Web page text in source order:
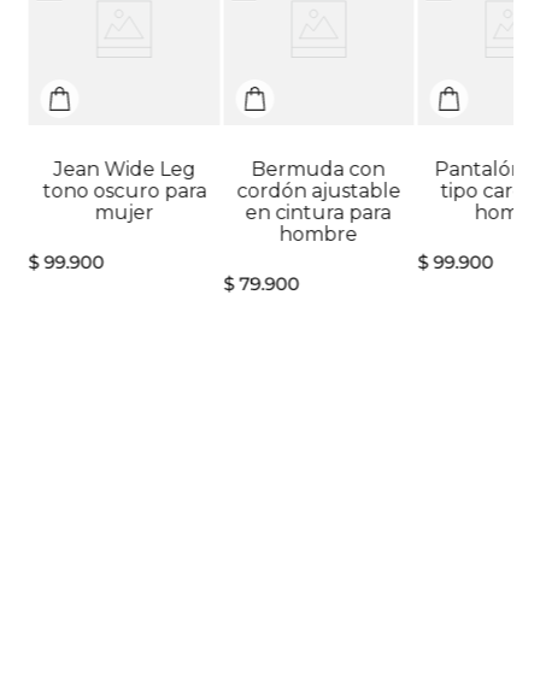
Jean Wide Leg
tono oscuro para
mujer
$ 99.900
Bermuda con
cordón ajustable
en cintura para
hombre
$ 79.900
Pantalón
tipo
$ 99.900